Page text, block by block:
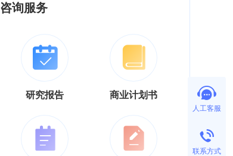
咨询服务
研究报告 商业计划书
人工客服
联系方式